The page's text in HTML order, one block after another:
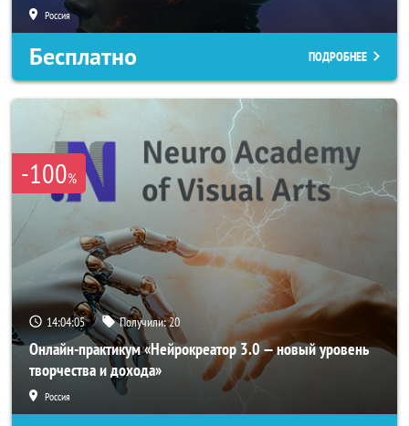
Россия
Бесплатно ПОДРОБНЕЕ
-100%
14:04:04 Получили:20
Онлайн-практикум «Нейрокреатор 3.0 — новый уровень
творчества и дохода»
Россия